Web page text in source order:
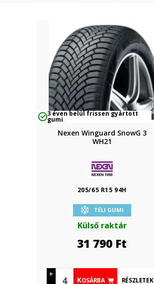
3 éven belül frissen gyártott
gumi
Nexen Winguard SnowG 3
WH21
205/65 R15 94H
TÉLI GUMI
Külső raktár
31 790 Ft
+
KOSÁRBA RÉSZLETEK